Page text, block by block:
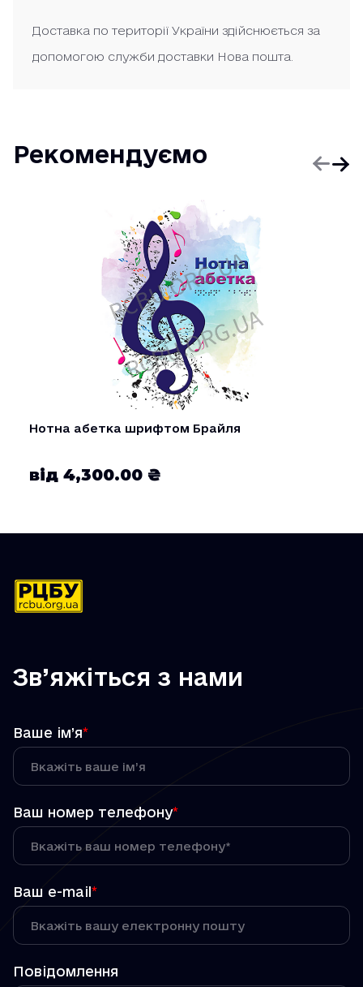
Доставка по території України здійснюється за
допомогою служби доставки Нова пошта.
Рекомендуємо
Нотна абетка шрифтом Брайля
від 4,300.00 ₴
Зв’яжіться з нами
Ваше ім’я*
Ваш номер телефону*
Ваш e-mail *
Повідомлення